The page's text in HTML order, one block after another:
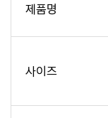
제품명
사이즈